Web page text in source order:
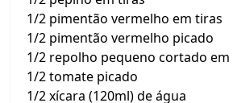
1/2 pimentão vermelho em tiras
1/2 pimentão vermelho picado
1/2 repolho pequeno cortado em
1/2 tomate picado
1/2 xícara (120ml) de água